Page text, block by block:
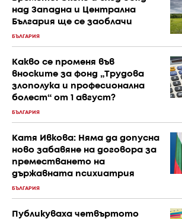
над Западна и Централна
България ще се заоблачи
БЪЛГАРИЯ
Какво се променя във
вноските за фонд „Трудова
злополука и професионална
болест“ от 1 август?
БЪЛГАРИЯ
Катя Ивкова: Няма да допусна
ново забавяне на договора за
преместването на
държавната психиатрия
БЪЛГАРИЯ
Публикуваха четвъртото